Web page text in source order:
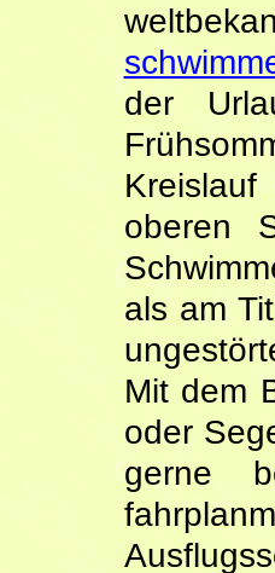
der
oberen
als am
Mit dem
oder
gerne